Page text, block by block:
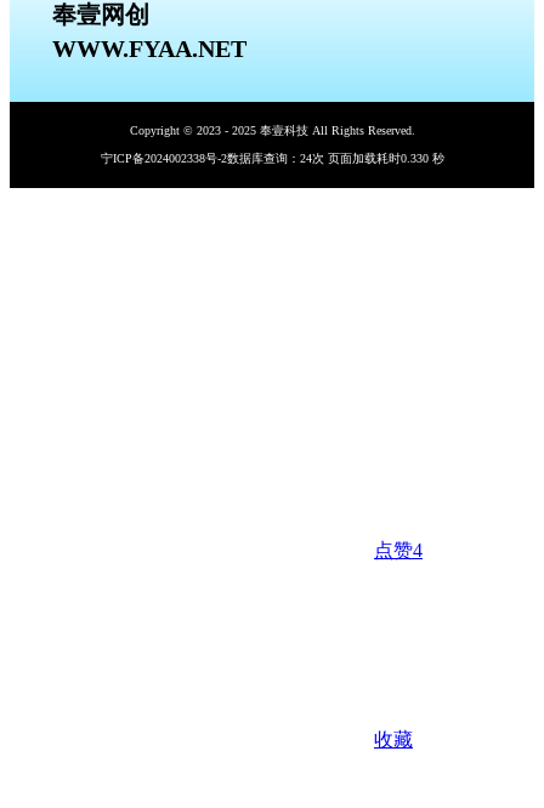
奉壹网创
WWW.FYAA.NET
Copyright © 2023 - 2025 奉壹科技 All Rights Reserved.
宁ICP备2024002338号-2数据库查询：24次 页面加载耗时0.330 秒
点赞4
收藏